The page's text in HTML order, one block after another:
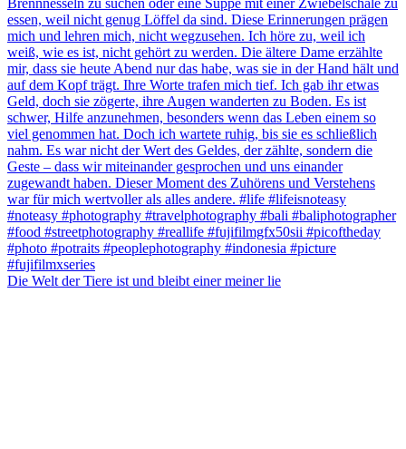
Die Welt der Tiere ist und bleibt einer meiner lie